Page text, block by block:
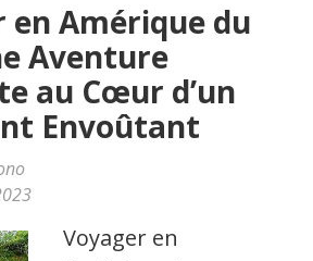
en Amérique du
Aventure
au Cœur d’un
Envoûtant
Voyager en